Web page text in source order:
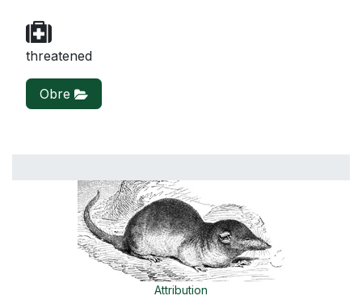
threatened
Obre
Attribution